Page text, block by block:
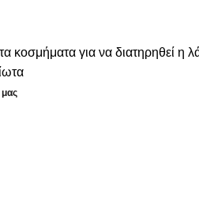
κοσμήματα για να διατηρηθεί η
μας